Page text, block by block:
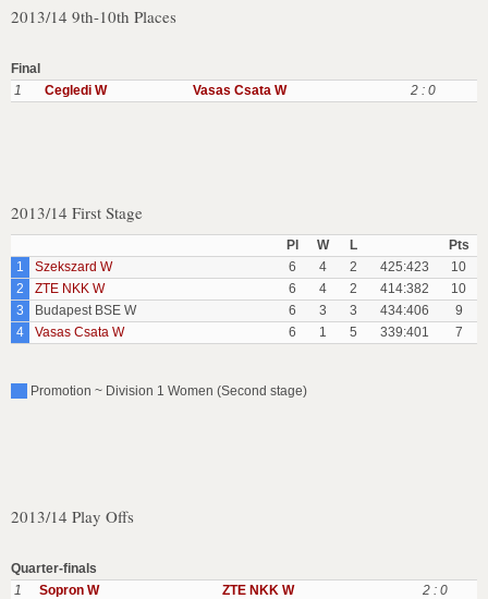
2013/14 9th-10th Places
Final
1
Cegledi W Vasas Csata W 2 : 0
2013/14 First Stage
Pl W L
Pts
1
Szekszard W 6 4 2 425:423
10
2
ZTE NKK W 6 4 2 414:382
10
3
Budapest BSE W 6 3 3 434:406
9
4
Vasas Csata W 6 1 5 339:401 7
Promotion ~ Division 1 Women (Second stage)
2013/14 Play Offs
Quarter-finals
1
Sopron W ZTE NKK W
2 : 0